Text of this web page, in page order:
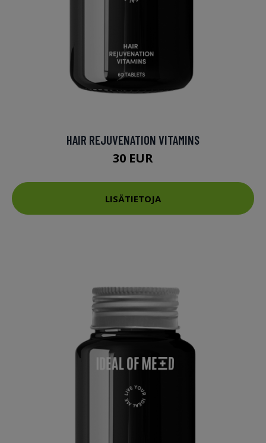
HAIR REJUVENATION VITAMINS
30 EUR
LISÄTIETOJA